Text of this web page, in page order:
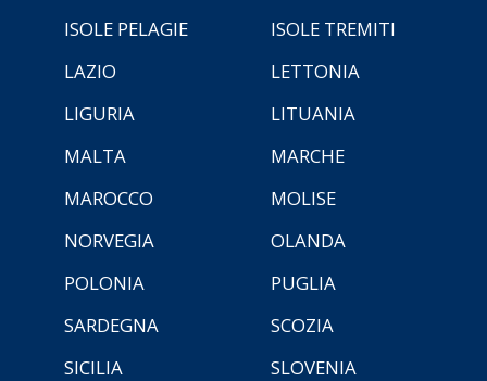
ISOLE PELAGIE
ISOLE TREMITI
LAZIO
LETTONIA
LIGURIA
LITUANIA
MALTA
MARCHE
MAROCCO
MOLISE
NORVEGIA
OLANDA
POLONIA
PUGLIA
SARDEGNA
SCOZIA
SICILIA
SLOVENIA